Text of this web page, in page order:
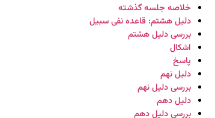
خلاصه جلسه گذشته
دلیل هشتم: قاعده نفی سبیل
بررسی دلیل هشتم
اشکال
پاسخ
دلیل نهم
بررسی دلیل نهم
دلیل دهم
بررسی دلیل دهم